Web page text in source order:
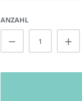
ANZAHL
Produkt